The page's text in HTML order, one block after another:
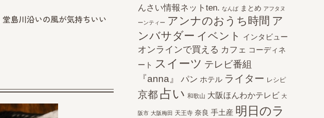
堂島川沿いの風が気持ちいい
んさい情報ネットten. なんば まとめ アフタヌ
ーンティー アンナのおうち時間 ア
ンバサダー イベント インタビュー
オンラインで買える カフェ コーディネ
ート
スイーツ テレビ番組
『anna』
パン ホテル ライター レシピ
京都 占い 和歌山 大阪ほんわかテレビ 大
阪市 大阪梅田 天王寺 奈良 手土産 明日のラ